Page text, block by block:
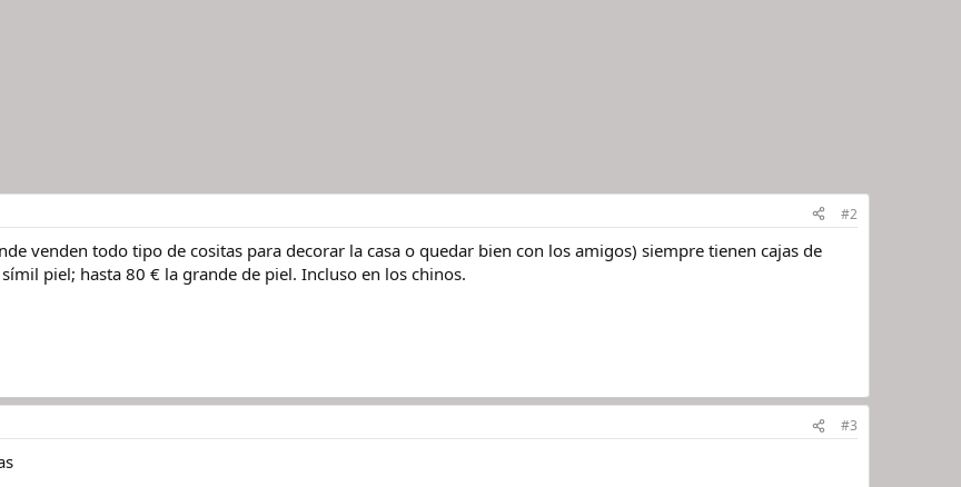
#2
venden todo tipo de cositas para decorar la casa o quedar bien con los amigos) siempre tienen cajas de
piel; hasta 80 € la grande de piel. Incluso en los chinos.
#3